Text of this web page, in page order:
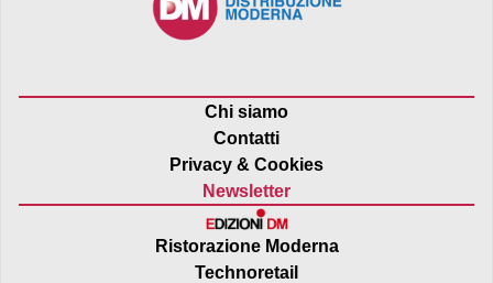
Chi siamo
Contatti
Privacy & Cookies
Newsletter
Ristorazione Moderna
Technoretail